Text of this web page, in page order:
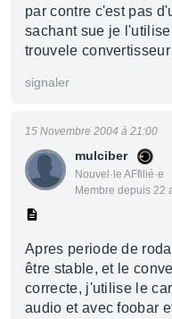
par contre c'est pas
sachant sue je
trouvele
signaler
mulciber
Nouvel·le AFfilié·e
Membre depuis 22
15 Novembre 2004 à 21:00
Apres periode de
être stable, et le
correcte, j'utilise le
audio et avec foobar